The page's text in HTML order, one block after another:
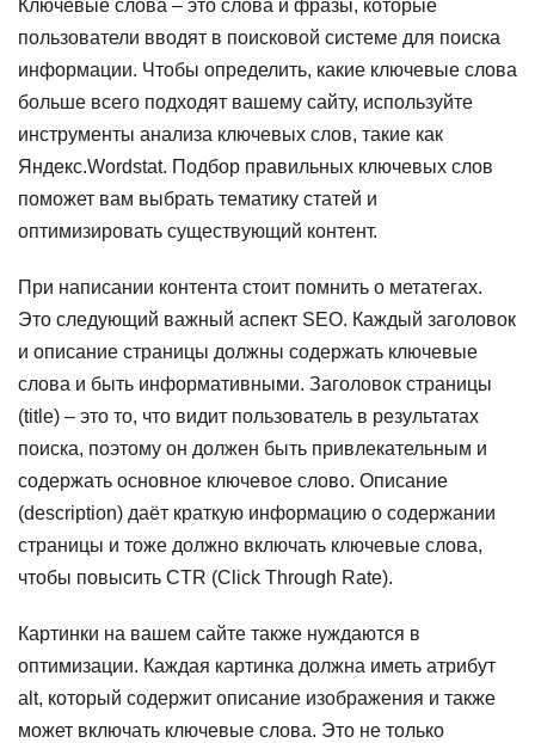
Ключевые слова – это слова и фразы, которые
пользователи вводят в поисковой системе для поиска
информации. Чтобы определить, какие ключевые слова
больше всего подходят вашему сайту, используйте
инструменты анализа ключевых слов, такие как
Яндекс.Wordstat. Подбор правильных ключевых слов
поможет вам выбрать тематику статей и
оптимизировать существующий контент.
При написании контента стоит помнить о метатегах.
Это следующий важный аспект SEO. Каждый заголовок
и описание страницы должны содержать ключевые
слова и быть информативными. Заголовок страницы
(title) – это то, что видит пользователь в результатах
поиска, поэтому он должен быть привлекательным и
содержать основное ключевое слово. Описание
(description) даёт краткую информацию о содержании
страницы и тоже должно включать ключевые слова,
чтобы повысить CTR (Click Through Rate).
Картинки на вашем сайте также нуждаются в
оптимизации. Каждая картинка должна иметь атрибут
alt, который содержит описание изображения и также
может включать ключевые слова. Это не только